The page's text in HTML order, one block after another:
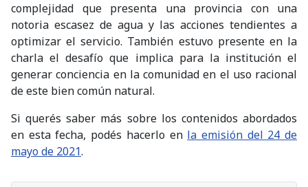
complejidad que presenta una provincia con una
notoria escasez de agua y las acciones tendientes a
optimizar el servicio. También estuvo presente en la
charla el desafío que implica para la institución el
generar conciencia en la comunidad en el uso racional
de este bien común natural.
Si querés saber más sobre los contenidos abordados
en esta fecha, podés hacerlo en la emisión del 24 de
mayo de 2021.